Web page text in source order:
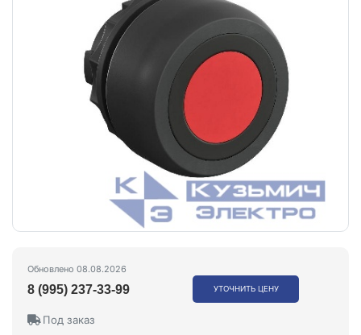
Обновлено 08.08.2026
8 (995) 237-33-99 УТОЧНИТЬ ЦЕНУ
Под заказ